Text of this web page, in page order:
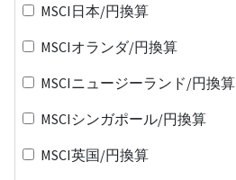
MSCI日本/円換算
MSCIオランダ/円換算
MSCIニュージーランド/円換算
MSCIシンガポール/円換算
MSCI英国/円換算